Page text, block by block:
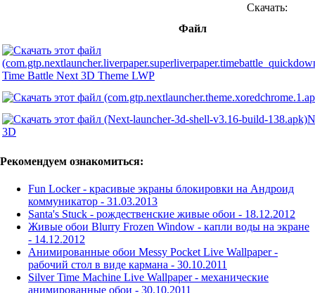
Скачать:
Файл
Time Battle Next 3D Theme LWP
3D
Рекомендуем ознакомиться:
Fun Locker - красивые экраны блокировки на Андроид
коммуникатор - 31.03.2013
Santa's Stuck - рождественские живые обои - 18.12.2012
Живые обои Blurry Frozen Window - капли воды на экране
- 14.12.2012
Анимированные обои Messy Pocket Live Wallpaper -
рабочий стол в виде кармана - 30.10.2011
Silver Time Machine Live Wallpaper - механические
анимированные обои - 30.10.2011